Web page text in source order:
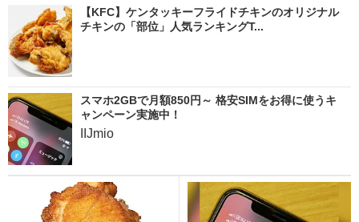
【KFC】ケンタッキーフライドチキンのオリジナル
チキンの「部位」人気ランキングT...
スマホ2GBで月額850円～ 格安SIMをお得に使うキ
ャンペーン実施中！
IIJmio